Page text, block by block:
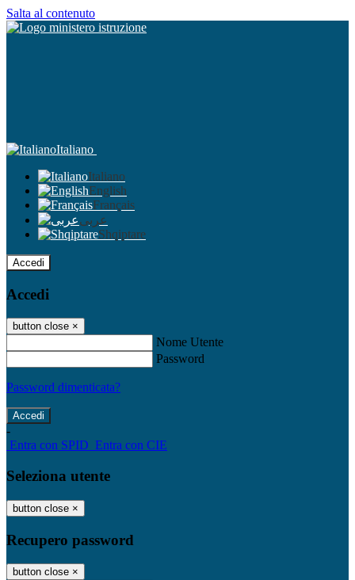
Salta al contenuto
Italiano
Italiano
English
Français
عربى
Shqiptare
Accedi
Accedi
button close ×
Nome Utente
Password
Password dimenticata?
-
Entra con SPID Entra con CIE
Seleziona utente
button close ×
Recupero password
button close ×